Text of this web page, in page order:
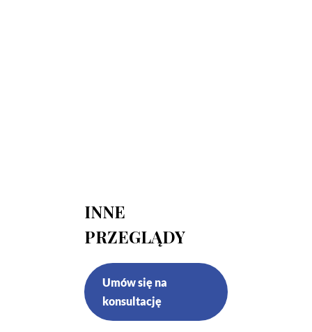
INNE
PRZEGLĄDY
Umów się na
konsultację